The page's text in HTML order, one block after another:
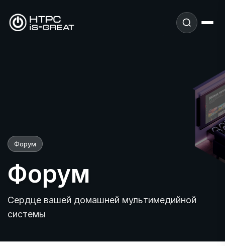
Форум
Форум
Сердце вашей домашней мультимедийной
системы